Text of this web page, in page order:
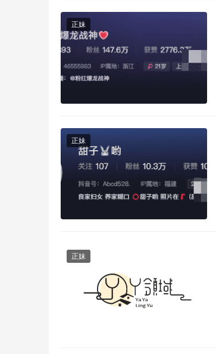
资源的质量和可行性，为用户提供
得好处。
正妹
正妹
正妹